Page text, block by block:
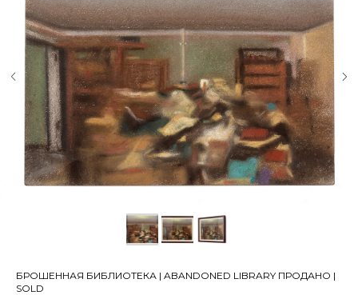
БРОШЕННАЯ БИБЛИОТЕКА | ABANDONED LIBRARY ПРОДАНО |
SOLD